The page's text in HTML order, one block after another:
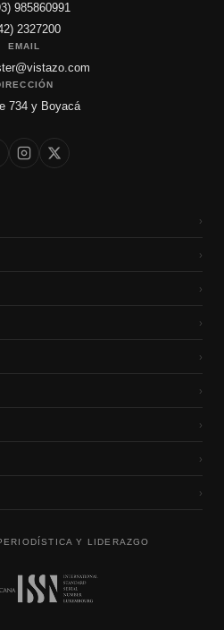
985860991
2327200
EMAIL
734 y Boyacá
›
›
›
›
›
›
›
›
›
Y LIDERAZGO